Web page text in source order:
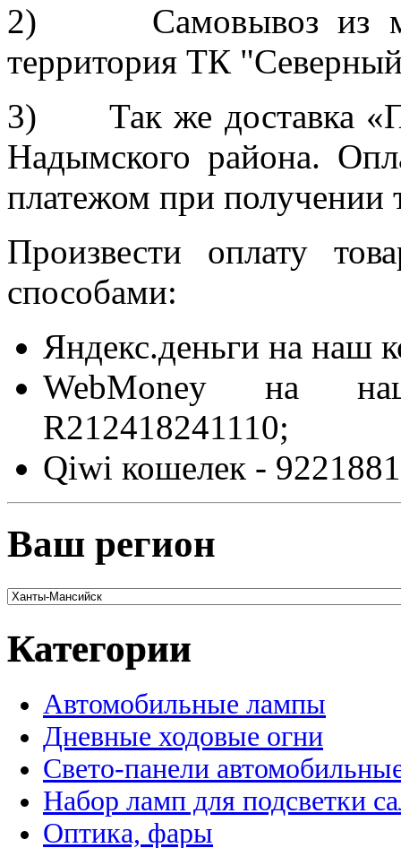
2) Самовывоз из
территория ТК
3) Так же доставка
Надымского района.
платежом при получении
Произвести оплату
способами:
Яндекс.деньги на наш
WebMoney на
R212418241110;
Qiwi кошелек -
Ваш регион
Категории
Автомобильные лампы
Дневные ходовые огни
Свето-панели
Набор ламп для подсветки
Оптика, фары